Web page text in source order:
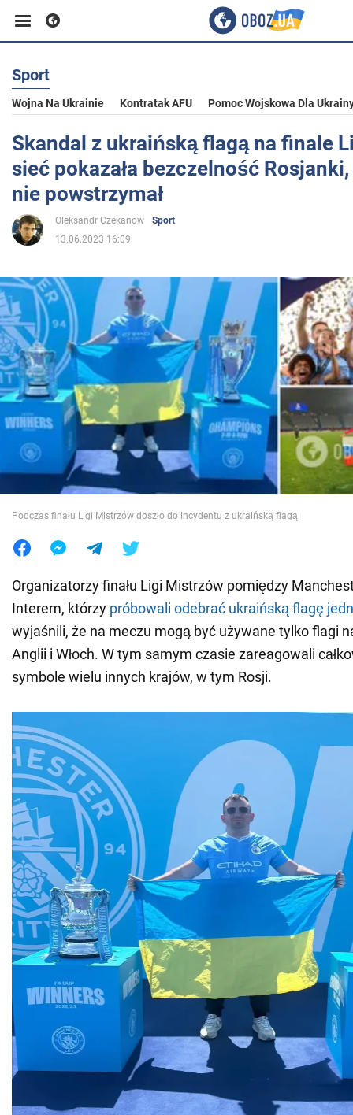
Biznes
Sport
Rozrywka
Życie
Polityka
Społeczeństwo
Wojna na Ukrainie
Świat
Jedzenie
Sport
Wojna Na Ukrainie Kontratak AFU Pomoc Wojskowa Dla
Skandal z ukraińską flagą na finale
sieć pokazała bezczelność
nie powstrzymał
Oleksandr Czekanow
Sport
13.06.2023 16:09
Podczas finału Ligi Mistrzów doszło do incydentu z ukraińską flagą
Organizatorzy finału Ligi Mistrzów pomiędzy
Interem, którzy próbowali odebrać ukraińską flagę
wyjaśnili, że na meczu mogą być używane tylko flagi
Anglii i Włoch. W tym samym czasie zareagowali
symbole wielu innych krajów, w tym Rosji.